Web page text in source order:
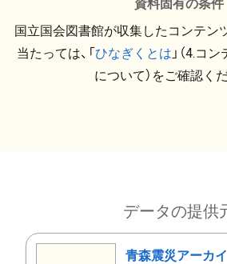
資料固有の条件
国立国会図書館が収集したコンテン
当たっては、「ひなぎくとは 」（4.コ
について）をご確認くだ
データの提供
青森震災アーカイ